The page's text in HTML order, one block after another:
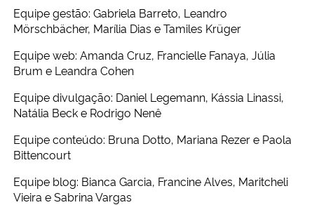
Equipe gestão: Gabriela Barreto, Leandro
Mörschbächer, Marília Dias e Tamiles Krüger
Equipe web: Amanda Cruz, Francielle Fanaya, Júlia
Brum e Leandra Cohen
Equipe divulgação: Daniel Legemann, Kássia Linassi,
Natália Beck e Rodrigo Nenê
Equipe conteúdo: Bruna Dotto, Mariana Rezer e Paola
Bittencourt
Equipe blog: Bianca Garcia, Francine Alves, Maritcheli
Vieira e Sabrina Vargas